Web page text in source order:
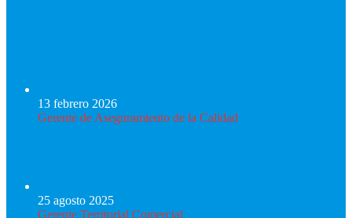
13 febrero 2026
Gerente de Aseguramiento de la Calidad
25 agosto 2025
Gerente Territorial Comercial